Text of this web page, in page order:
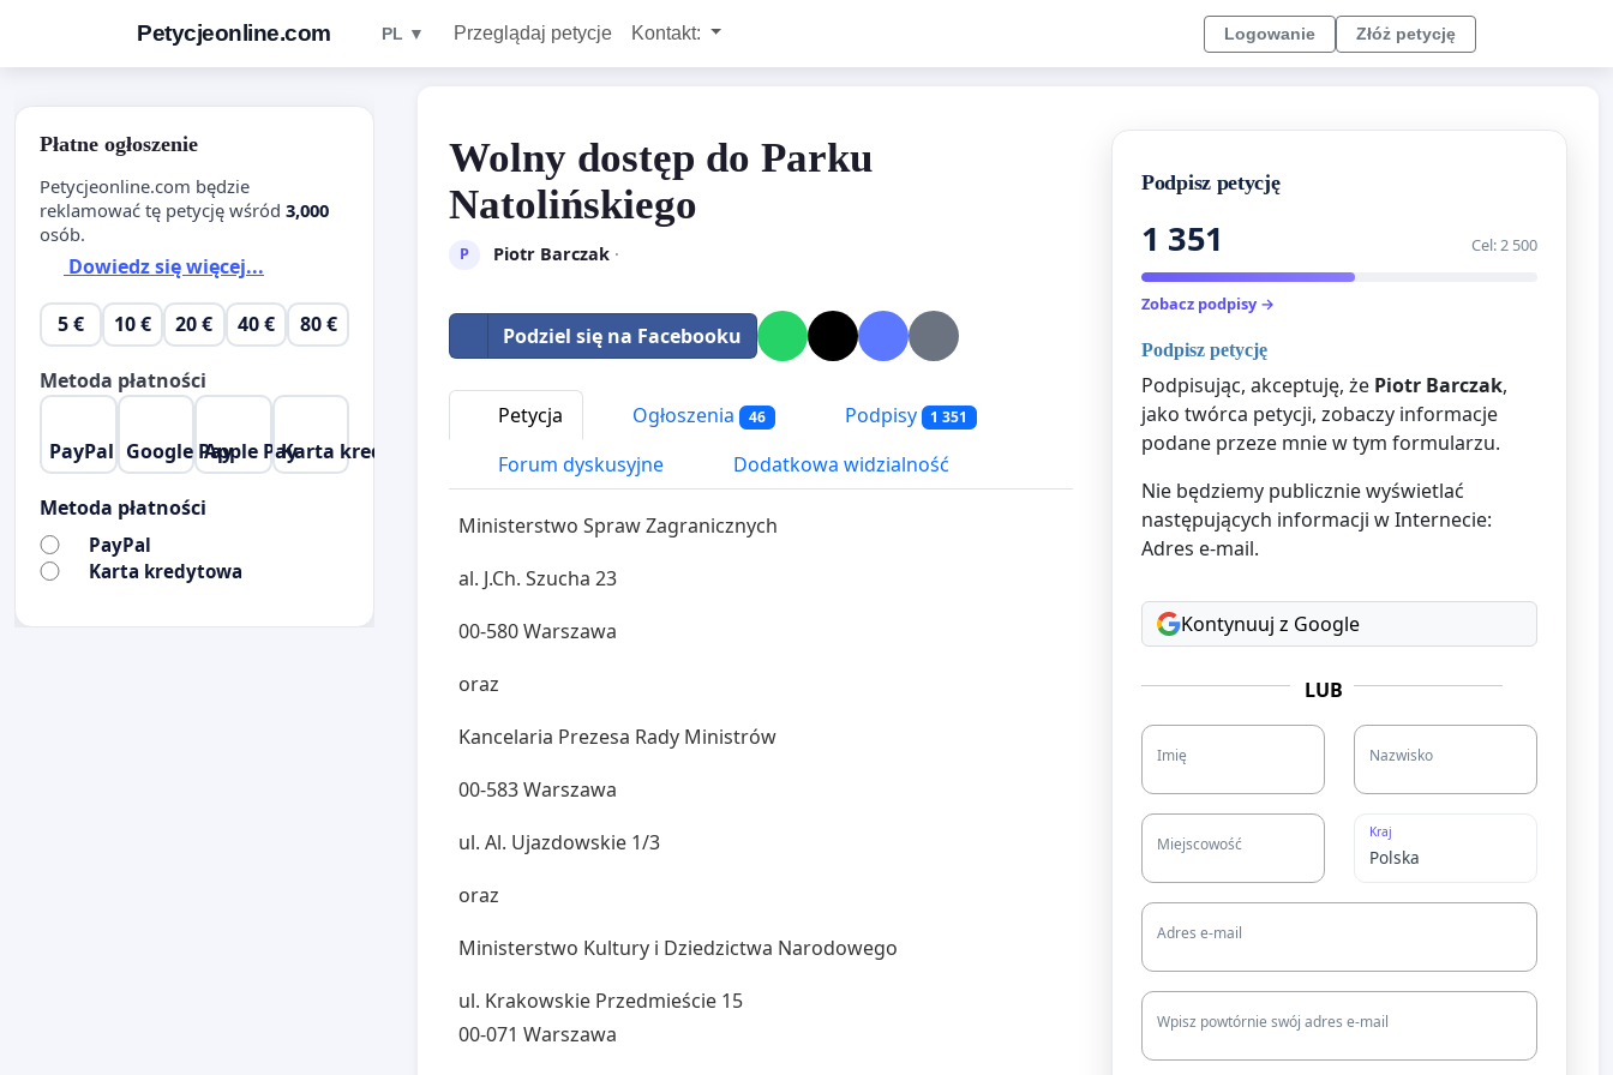
Petycjeonline.com PL ▼ Przeglądaj petycje Kontakt: Logowanie Złóż petycję
Wolny dostęp do Parku
Natolińskiego
P Piotr Barczak·
Podziel się na Facebooku
Petycja Ogłoszenia 46 Podpisy 1 351
Forum dyskusyjne Dodatkowa widzialność
Ministerstwo Spraw Zagranicznych
al. J.Ch. Szucha 23
00-580 Warszawa
oraz
Kancelaria Prezesa Rady Ministrów
00-583 Warszawa
ul. Al. Ujazdowskie 1/3
oraz
Ministerstwo Kultury i Dziedzictwa Narodowego
ul. Krakowskie Przedmieście 15
00-071 Warszawa
Podpisz petycję
1 351 Cel: 2 500
Zobacz podpisy →
Podpisz petycję
Podpisując, akceptuję, że Piotr Barczak,
jako twórca petycji, zobaczy informacje
podane przeze mnie w tym formularzu.
Nie będziemy publicznie wyświetlać
następujących informacji w Internecie:
Adres e-mail.
Kontynuuj z Google
LUB
Imię Nazwisko
Miejscowość
Kraj
Adres e-mail
Wpisz powtórnie swój adres e-mail
Płatne ogłoszenie
Petycjeonline.com będzie
reklamować tę petycję wśród 3,000
osób.
Dowiedz się więcej...
5 € 10 € 20 € 40 € 80 €
Metoda płatności
PayPal Google PayApple PayKarta kredytowa
Metoda płatności
PayPal
Karta kredytowa